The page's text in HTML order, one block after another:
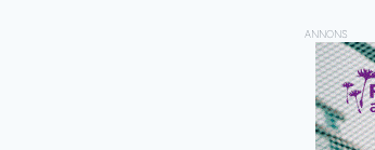
ANNONS